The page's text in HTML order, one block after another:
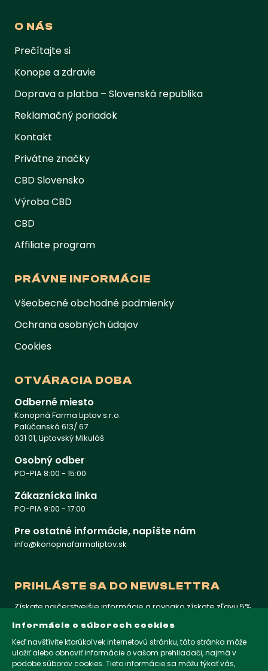
O NÁS
Prečítajte si
Konope a zdravie
Doprava a platba – Slovenská republika
Reklamačný poriadok
Kontakt
Privátne značky
CBD Slovensko
Výroba CBD
CBD
Affiliate program
PRÁVNE INFORMÁCIE
Všeobecné obchodné podmienky
Ochrana osobných údajov
Cookies
OTVÁRACIA DOBA
Odberné miesto
Konopná Farma Liptov s.r.o.
Palúčanská 613/ 67
031 01, Liptovský Mikuláš
Osobný odber
PO-PIA 8:00 - 15:00
Zákaznícka linka
PO-PIA 9:00 - 17:00
Pre ostatné informácie, napíšte nám
info@konopnafarmaliptov.sk
PRIHLÁSTE SA DO NEWSLETTRA
Získate najčerstvejšie informácie a rovnako získate zľavu 5%
KONOPNAFARMALIPTOV.SK
Informácie o súboroch cookies
Keď navštívite ktorúkoľvek internetovú stránku, táto stránka môže
uložiť alebo obnoviť informácie o vašom prehliadači, najmä v
podobe súborov cookies. Tieto informácie sa môžu týkať vás,